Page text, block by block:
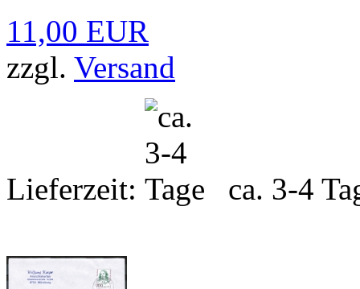
11,00 EUR
zzgl. Versand
Lieferzeit: ca. 3-4